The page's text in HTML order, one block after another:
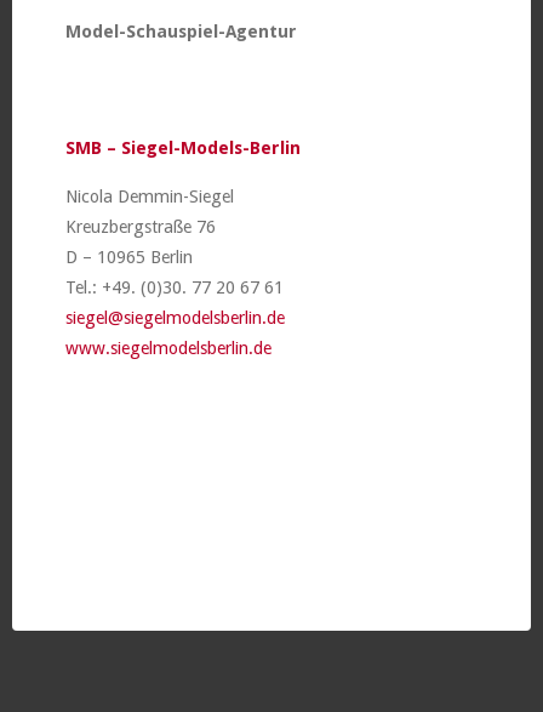
Model-Schauspiel-Agentur
SMB – Siegel-Models-Berlin
Nicola Demmin-Siegel
Kreuzbergstraße 76
D – 10965 Berlin
Tel.: +49. (0)30. 77 20 67 61
siegel@siegelmodelsberlin.de
www.siegelmodelsberlin.de